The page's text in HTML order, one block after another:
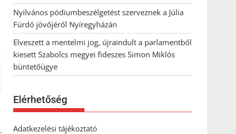
Nyilvános pódiumbeszélgetést szerveznek a Júlia
Fürdő jövőjéről Nyíregyházán
Elveszett a mentelmi jog, újraindult a parlamentből
kiesett Szabolcs megyei fideszes Simon Miklós
büntetőügye
Elérhetőség
Adatkezelési tájékoztató